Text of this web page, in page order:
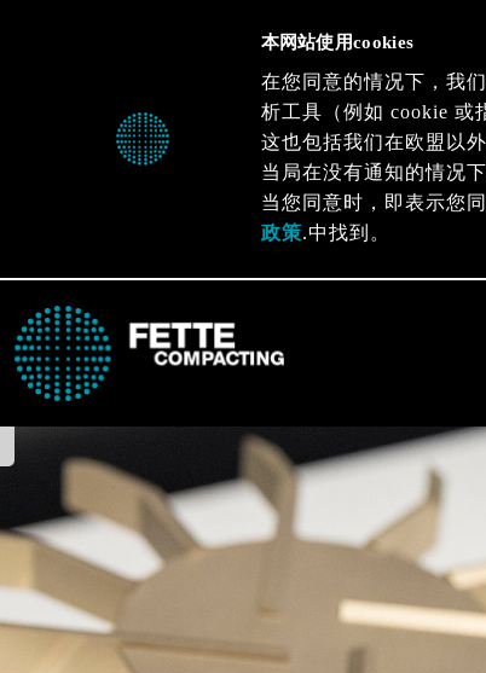
本网站使用cookies
在您同意的情况下，我
析工具（例如 cookie 或
这也包括我们在欧盟以
当局在没有通知的情况
当您同意时，即表示您
政策.中找到。